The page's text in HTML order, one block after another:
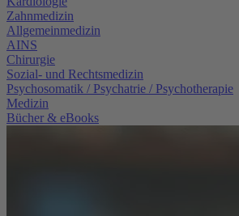
Zahnmedizin
Allgemeinmedizin
AINS
Chirurgie
Sozial- und Rechtsmedizin
Psychosomatik / Psychatrie / Psychotherapie
Medizin
Bücher & eBooks